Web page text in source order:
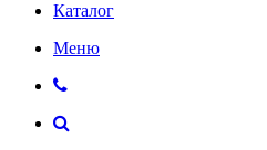
Каталог
Меню